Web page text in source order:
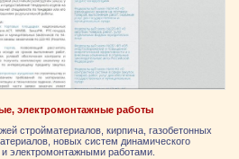
электромонтажные работы
стройматериалов, кирпича, газобетонных
новых систем динамического
электромонтажными работами.